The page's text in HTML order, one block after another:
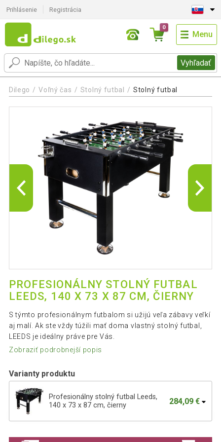
Prihlásenie Registrácia
Vyhľadať
0
Menu
Dilego Voľný čas Stolný futbal Stolný futbal
PROFESIONÁLNY STOLNÝ FUTBAL
LEEDS, 140 X 73 X 87 CM, ČIERNY
S týmto profesionálnym futbalom si užijú veľa zábavy veľkí
aj malí. Ak ste vždy túžili mať doma vlastný stolný futbal,
LEEDS je ideálny práve pre Vás.
Zobraziť podrobnejší popis
Varianty produktu
Profesionálny stolný futbal Leeds,
140 x 73 x 87 cm, čierny
284,09 €
Cyber, 140 x 73 x 87 cm